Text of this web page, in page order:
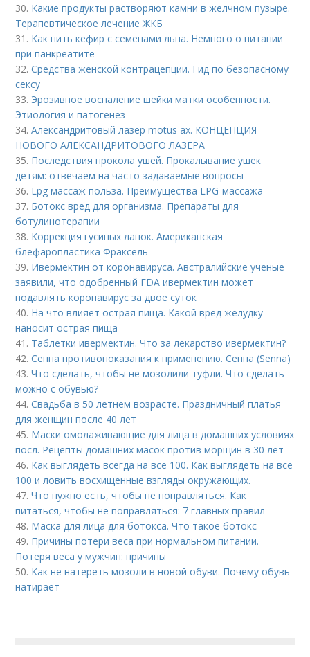
30. Какие продукты растворяют камни в желчном пузыре.
Терапевтическое лечение ЖКБ
31. Как пить кефир с семенами льна. Немного о питании
при панкреатите
32.Средства женской контрацепции. Гид по безопасному
сексу
33. Эрозивное воспаление шейки матки особенности.
Этиология и патогенез
34.Александритовый лазер motus ax. КОНЦЕПЦИЯ
НОВОГО АЛЕКСАНДРИТОВОГО ЛАЗЕРА
35. Последствия прокола ушей. Прокалывание ушек
детям: отвечаем на часто задаваемые вопросы
36. Lpg массаж польза. Преимущества LPG-массажа
37. Ботокс вред для организма. Препараты для
ботулинотерапии
38. Коррекция гусиных лапок. Американская
блефаропластика Фраксель
39. Ивермектин от коронавируса. Австралийские учёные
заявили, что одобренный FDA ивермектин может
подавлять коронавирус за двое суток
40. На что влияет острая пища. Какой вред желудку
наносит острая пища
41. Таблетки ивермектин. Что за лекарство ивермектин?
42.Сенна противопоказания к применению. Сенна (Senna)
43.Что сделать, чтобы не мозолили туфли. Что сделать
можно с обувью?
44.Свадьба в 50 летнем возрасте. Праздничный платья
для женщин после 40 лет
45. Маски омолаживающие для лица в домашних условиях
посл. Рецепты домашних масок против морщин в 30 лет
46. Как выглядеть всегда на все 100. Как выглядеть на все
100 и ловить восхищенные взгляды окружающих.
47.Что нужно есть, чтобы не поправляться. Как
питаться, чтобы не поправляться: 7 главных правил
48. Маска для лица для ботокса. Что такое ботокс
49. Причины потери веса при нормальном питании.
Потеря веса у мужчин: причины
50. Как не натереть мозоли в новой обуви. Почему обувь
натирает